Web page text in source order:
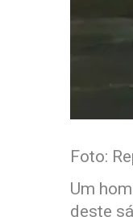
Foto:
Um
deste